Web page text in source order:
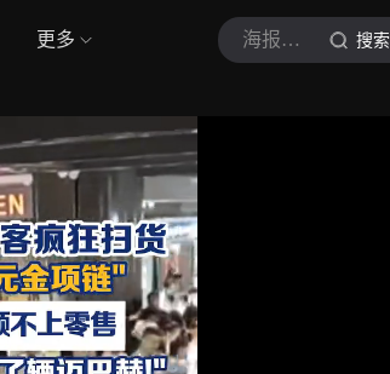
更多 海报新闻 搜索